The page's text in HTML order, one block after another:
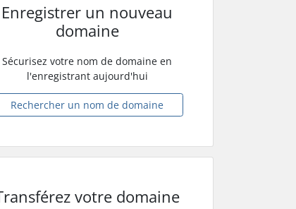
Enregistrer un nouveau
domaine
Sécurisez votre nom de domaine en
l'enregistrant aujourd'hui
Rechercher un nom de domaine
votre domaine